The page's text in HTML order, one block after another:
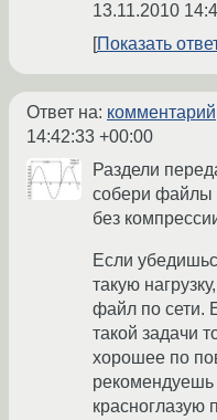
13.11.2010
Показать
Ответ на: комментарий
14:42:33 +00:00
Раздели
собери файлы
без
Если
такую
файл по сети.
такой задачи
хорошее по
красноглазую